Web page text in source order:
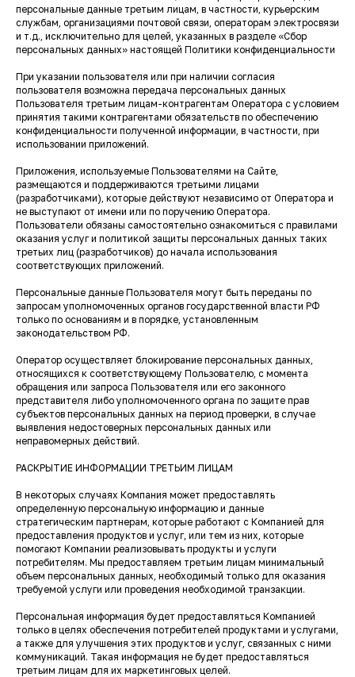
персональные данные третьим лицам, в частности, курьерским
службам, организациями почтовой связи, операторам электросвязи
и т.д., исключительно для целей, указанных в разделе «Сбор
персональных данных» настоящей Политики конфиденциальности
При указании пользователя или при наличии согласия
пользователя возможна передача персональных данных
Пользователя третьим лицам-контрагентам Оператора с условием
принятия такими контрагентами обязательств по обеспечению
конфиденциальности полученной информации, в частности, при
использовании приложений.
Приложения, используемые Пользователями на Сайте,
размещаются и поддерживаются третьими лицами
(разработчиками), которые действуют независимо от Оператора и
не выступают от имени или по поручению Оператора.
Пользователи обязаны самостоятельно ознакомиться с правилами
оказания услуг и политикой защиты персональных данных таких
третьих лиц (разработчиков) до начала использования
соответствующих приложений.
Персональные данные Пользователя могут быть переданы по
запросам уполномоченных органов государственной власти РФ
только по основаниям и в порядке, установленным
законодательством РФ.
Оператор осуществляет блокирование персональных данных,
относящихся к соответствующему Пользователю, с момента
обращения или запроса Пользователя или его законного
представителя либо уполномоченного органа по защите прав
субъектов персональных данных на период проверки, в случае
выявления недостоверных персональных данных или
неправомерных действий.
РАСКРЫТИЕ ИНФОРМАЦИИ ТРЕТЬИМ ЛИЦАМ
В некоторых случаях Компания может предоставлять
определенную персональную информацию и данные
стратегическим партнерам, которые работают с Компанией для
предоставления продуктов и услуг, или тем из них, которые
помогают Компании реализовывать продукты и услуги
потребителям. Мы предоставляем третьим лицам минимальный
объем персональных данных, необходимый только для оказания
требуемой услуги или проведения необходимой транзакции.
Персональная информация будет предоставляться Компанией
только в целях обеспечения потребителей продуктами и услугами,
а также для улучшения этих продуктов и услуг, связанных с ними
коммуникаций. Такая информация не будет предоставляться
третьим лицам для их маркетинговых целей.